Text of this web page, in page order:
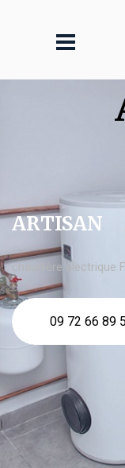
ARTISAN
chaudière électrique
09 72 66 89